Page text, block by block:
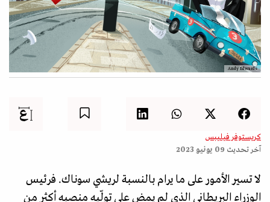
Andy Edwards
كريستوفر فيليبس
آخر تحديث 09 يونيو 2023
لا تسير الأمور على ما يرام بالنسبة لريشي سوناك. فرئيس
الوزراء البريطاني الذي لم يمضِ على تولّيه منصبه أكثر من